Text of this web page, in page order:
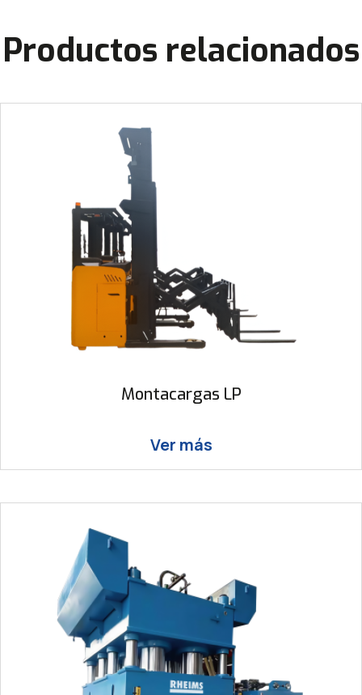
Productos relacionados
Montacargas LP
Ver más